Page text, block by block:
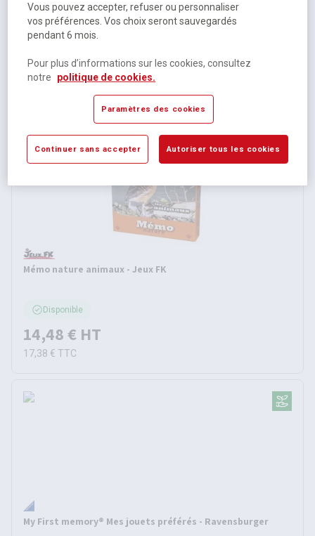
Mémo nature fruits et légumes - Jeux FK
Disponible
14,48 €HT
Mémo nature animaux - Jeux FK
Disponible
14,48 € HT
17,38 € TTC
My First memory® Mes jouets préférés - Ravensburger
Vous pouvez accepter, refuser ou personnaliser
vos préférences. Vos choix seront sauvegardés
pendant 6 mois.
Pour plus d’informations sur les cookies, consultez
notre
politique de cookies.
Paramètres des cookies
Continuer sans accepter Autoriser tous les cookies